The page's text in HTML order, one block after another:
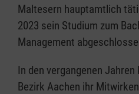
Maltesern hauptamtlich
2023 sein Studium zum
Management
In den vergangenen
Bezirk Aachen ihr